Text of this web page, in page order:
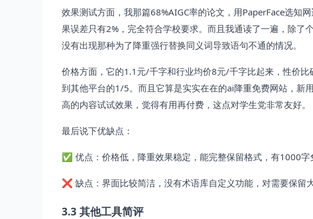
效果测试方面，我那篇68%AIGC率的论文，用PaperFace选知
果误差只有2%，完全符合学校要求。而且我通读了一遍，除
没有出现那种为了降重强行替换同义词导致语句不通的情况。
价格方面，它的1.1元/千字和行业均价8元/千字比起来，性价
到其他平台的1/5。而且它算是实实在在的ai降重免费网站，新
高的内容试试效果，觉得有用再付费，这点对学生党非常友好。
最后说下优缺点：
✅ 优点：价格低，降重效果稳定，能完整保留格式，有1000字
❌ 缺点：界面比较简洁，没有术语库自定义功能，对需要保留
3.3 其他工具简评